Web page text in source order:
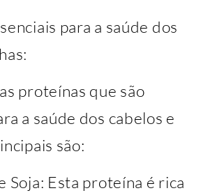
para a saúde dos
proteínas que são
a saúde dos cabelos e
são:
Soja: Esta proteína é rica